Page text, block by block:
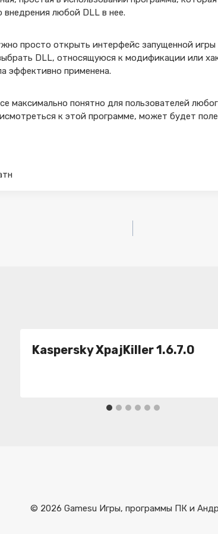
внедрения любой DLL в нее.
просто открыть интерфейс запущенной игры
DLL, относящуюся к модификации или
эффективно применена.
максимально понятно для пользователей
к этой программе, может будет
Kaspersky XpajKiller 1.6.7.0
© 2026 Gamesu Игры, программы ПК и